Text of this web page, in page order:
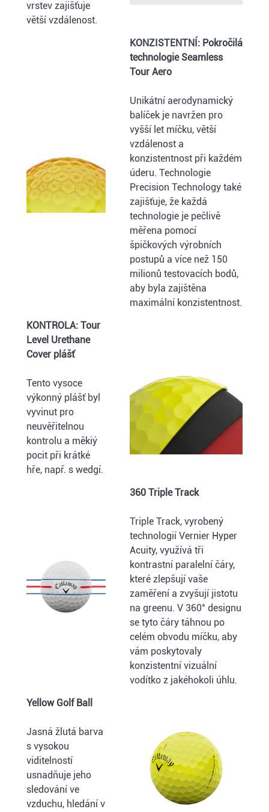
vrstev zajišťuje
větší vzdálenost.
KONZISTENTNÍ: Pokročilá
technologie Seamless
Tour Aero
Unikátní aerodynamický
balíček je navržen pro
vyšší let míčku, větší
vzdálenost a
konzistentnost při každém
úderu. Technologie
Precision Technology také
zajišťuje, že každá
technologie je pečlivě
měřena pomocí
špičkových výrobních
postupů a více než 150
milionů testovacích bodů,
aby byla zajištěna
maximální konzistentnost.
KONTROLA: Tour
Level Urethane
Cover plášť
Tento vysoce
výkonný plášť byl
vyvinut pro
neuvěřitelnou
kontrolu a měkiý
pocit při krátké
hře, např. s wedgí.
360 Triple Track
Triple Track, vyrobený
technologií Vernier Hyper
Acuity, využívá tři
kontrastní paralelní čáry,
které zlepšují vaše
zaměření a zvyšují jistotu
na greenu. V 360° designu
se tyto čáry táhnou po
celém obvodu míčku, aby
vám poskytovaly
konzistentní vizuální
vodítko z jakéhokoli úhlu.
Yellow Golf Ball
Jasná žlutá barva
s vysokou
viditelností
usnadňuje jeho
sledování ve
vzduchu, hledání v